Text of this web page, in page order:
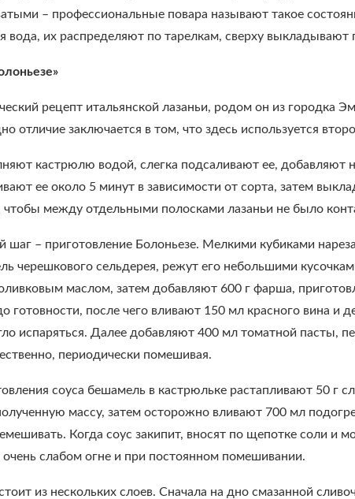
– профессиональные повара называют такое
вода, их распределяют по тарелкам, сверху выкладывают
рецепт итальянской лазаньи, родом он из городка
отличие заключается в том, что здесь используется
кастрюлю водой, слегка подсаливают ее, добавляют
ее около 5 минут в зависимости от сорта, затем
чтобы между отдельными полосками лазаньи не было
– приготовление Болоньезе. Мелкими кубиками
черешкового сельдерея, режут его небольшими
маслом, затем добавляют 600 г фарша,
готовности, после чего вливают 150 мл красного вина и
испаряться. Далее добавляют 400 мл томатной пасты,
периодически помешивая.
соуса бешамель в кастрюльке растапливают 50 г
массу, затем осторожно вливают 700 мл
Когда соус закипит, вносят по щепотке соли и
слабом огне и при постоянном помешивании.
из нескольких слоев. Сначала на дно смазанной